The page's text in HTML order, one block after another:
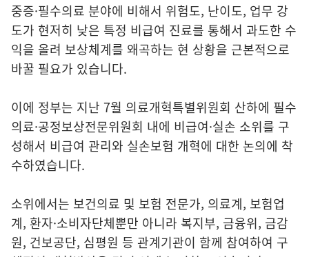
중증·필수의료 분야에 비해서 위험도, 난이도, 업무 강
도가 현저히 낮은 특정 비급여 진료를 통해서 과도한 수
익을 올려 보상체계를 왜곡하는 현 상황을 근본적으로
바꿀 필요가 있습니다.
이에 정부는 지난 7월 의료개혁특별위원회 산하에 필수
의료·공정보상전문위원회 내에 비급여·실손 소위를 구
성해서 비급여 관리와 실손보험 개혁에 대한 논의에 착
수하였습니다.
소위에서는 보건의료 및 보험 전문가, 의료계, 보험업
계, 환자·소비자단체뿐만 아니라 복지부, 금융위, 금감
원, 건보공단, 심평원 등 관계기관이 함께 참여하여 구